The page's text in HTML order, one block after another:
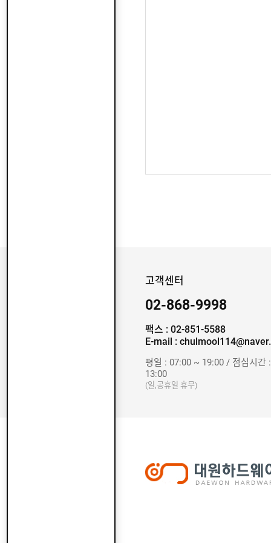
고객센터
02-868-9998
팩스 : 02-851-5588
E-mail :
평일 : 07:00 ~ 19:00 / 점심시간
13:00
(일,공휴일 휴무)